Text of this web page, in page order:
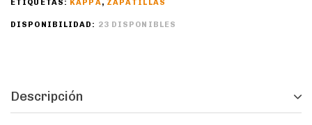
ETIQUETAS: KAPPA, ZAPATILLAS
DISPONIBILIDAD: 23 DISPONIBLES
Descripción